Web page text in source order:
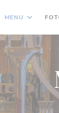
MENU